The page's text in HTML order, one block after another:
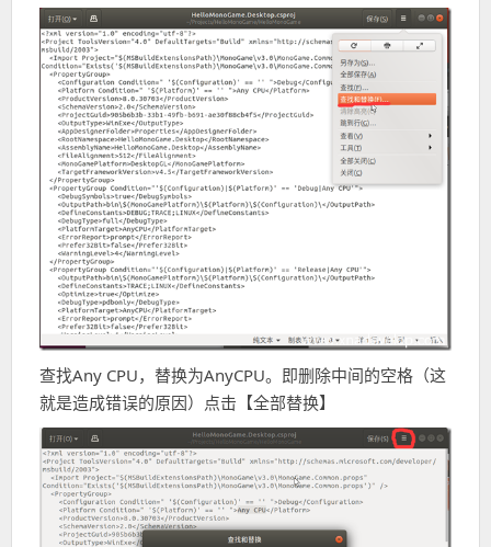
查找Any CPU，替换为AnyCPU。即删除中间的空格（这
就是造成错误的原因）点击【全部替换】